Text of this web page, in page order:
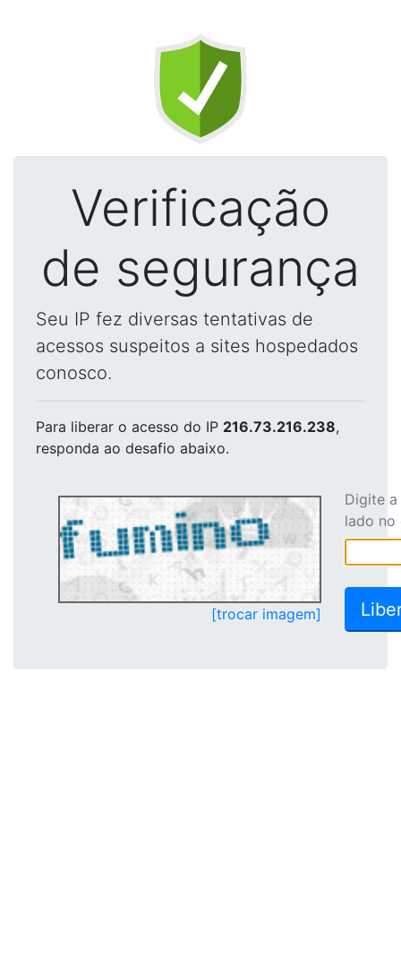
Verificação
de segurança
Seu IP fez diversas tentativas de
acessos suspeitos a sites hospedados
conosco.
Para liberar o acesso do IP 216.73.216.238,
responda ao desafio abaixo.
[trocar imagem]
Digite
lado no